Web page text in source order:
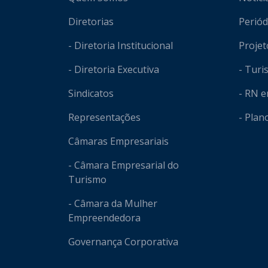
Diretorias
- Diretoria Institucional
- Diretoria Executiva
Sindicatos
Representações
Câmaras Empresariais
- Câmara Empresarial do
Turismo
- Câmara da Mulher
Empreendedora
Governança Corporativa
-
- RN
-